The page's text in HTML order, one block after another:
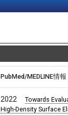
PubMed/MEDLINE情
2022
Towards
High-Density Surface